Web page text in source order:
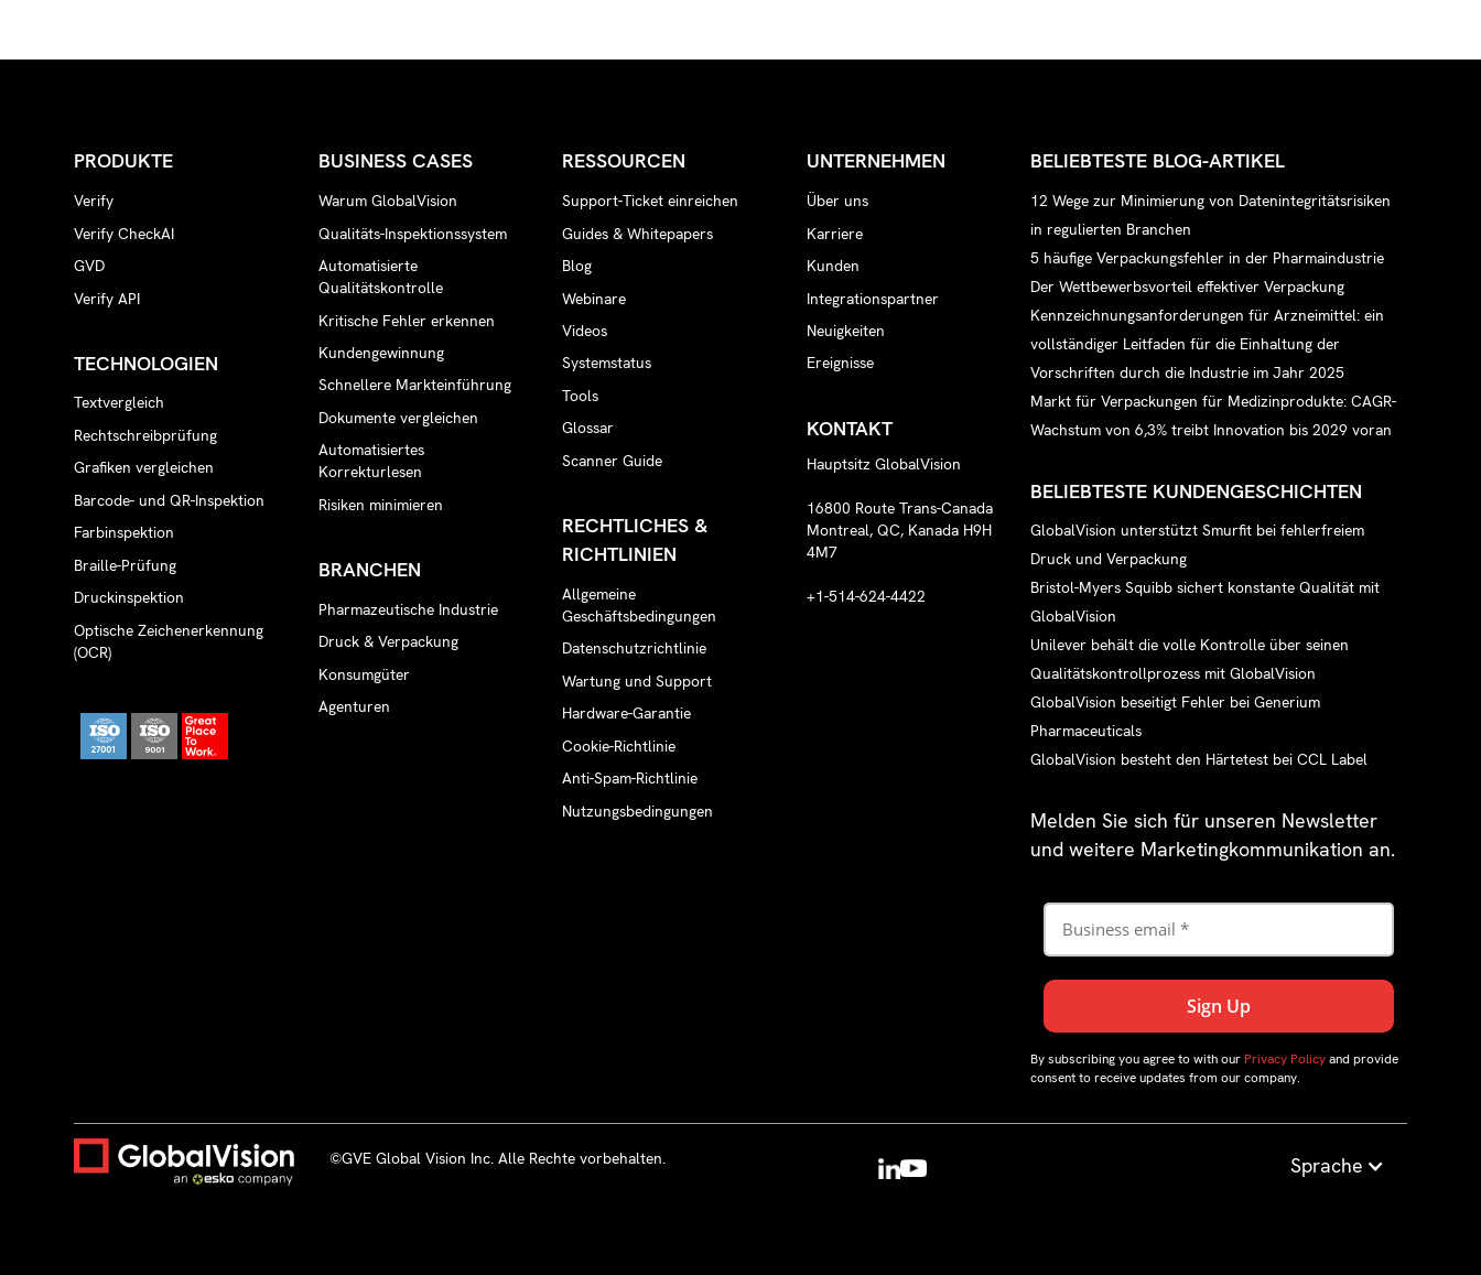
PRODUKTE
Verify
Verify CheckAI
GVD
Verify API
TECHNOLOGIEN
Textvergleich
Rechtschreibprüfung
Grafiken vergleichen
Barcode- und QR-Inspektion
Farbinspektion
Braille-Prüfung
Druckinspektion
Optische Zeichenerkennung
(OCR)
BUSINESS CASES
Warum GlobalVision
Qualitäts-Inspektionssystem
Automatisierte
Qualitätskontrolle
Kritische Fehler erkennen
Kundengewinnung
Schnellere Markteinführung
Dokumente vergleichen
Automatisiertes
Korrekturlesen
Risiken minimieren
BRANCHEN
Pharmazeutische Industrie
Druck & Verpackung
Konsumgüter
Agenturen
RESSOURCEN
Support-Ticket einreichen
Guides & Whitepapers
Blog
Webinare
Videos
Systemstatus
Tools
Glossar
Scanner Guide
RECHTLICHES &
RICHTLINIEN
Allgemeine
Geschäftsbedingungen
Datenschutzrichtlinie
Wartung und Support
Hardware-Garantie
Cookie-Richtlinie
Anti-Spam-Richtlinie
Nutzungsbedingungen
UNTERNEHMEN
Über uns
Karriere
Kunden
Integrationspartner
Neuigkeiten
Ereignisse
KONTAKT
Hauptsitz GlobalVision
16800 Route Trans-Canada
Montreal, QC, Kanada H9H
4M7
+1-514-624-4422
BELIEBTESTE BLOG-ARTIKEL
12 Wege zur Minimierung von Datenintegritätsrisiken
in regulierten Branchen
5 häufige Verpackungsfehler in der Pharmaindustrie
Der Wettbewerbsvorteil effektiver Verpackung
Kennzeichnungsanforderungen für Arzneimittel: ein
vollständiger Leitfaden für die Einhaltung der
Vorschriften durch die Industrie im Jahr 2025
Markt für Verpackungen für Medizinprodukte: CAGR-
Wachstum von 6,3% treibt Innovation bis 2029 voran
BELIEBTESTE KUNDENGESCHICHTEN
GlobalVision unterstützt Smurfit bei fehlerfreiem
Druck und Verpackung
Bristol-Myers Squibb sichert konstante Qualität mit
GlobalVision
Unilever behält die volle Kontrolle über seinen
Qualitätskontrollprozess mit GlobalVision
GlobalVision beseitigt Fehler bei Generium
Pharmaceuticals
GlobalVision besteht den Härtetest bei CCL Label
Melden Sie sich für unseren Newsletter
und weitere Marketingkommunikation an.
By subscribing you agree to with our Privacy Policyand provide
consent to receive updates from our company.
©GVE Global Vision Inc. Alle Rechte vorbehalten. Sprache